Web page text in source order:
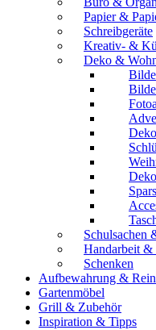
Papier &
Schreibgeräte
Kreativ- &
Deko &
Schulsachen
Handarbeit &
Schenken
Aufbewahrung &
Gartenmöbel
Grill & Zubehör
Inspiration & Tipps